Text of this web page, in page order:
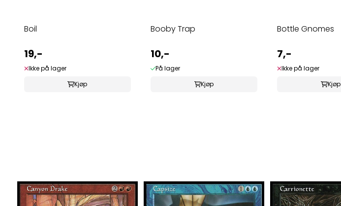
Boil
19,-
Ikke på lager
Kjøp
Booby Trap
10,-
På lager
Kjøp
Bottle Gnomes
7,-
Ikke på lager
Kjøp